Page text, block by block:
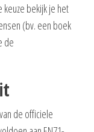
bekijk je het
(bv. een boek
de
de officiele